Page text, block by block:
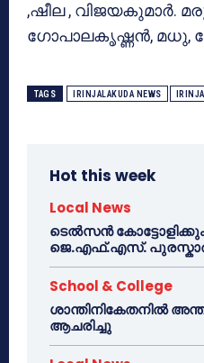
,ഷീല , വിജയകുമാർ.
ഗോപാലകൃഷ്ണൻ, മധു,
TAGS IRINJALAKUDA NEWS
Hot this week
Local News
ടെൽസൻ
ജെ.എഫ്.എസ്.
School & College
ശാന്തിനികേതനിൽ
ആചരിച്ചു